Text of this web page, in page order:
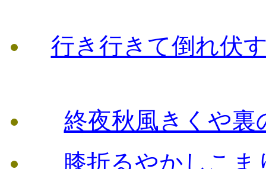
行き行きて倒れ伏
終夜秋風きくや裏
膝折るやかしこま